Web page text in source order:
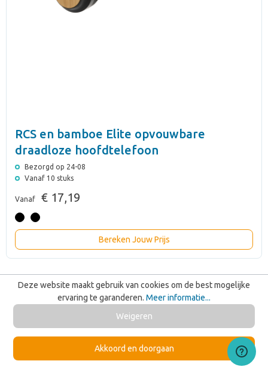
RCS en bamboe Elite opvouwbare
draadloze hoofdtelefoon
Bezorgd op 24-08
Vanaf 10 stuks
Vanaf € 17,19
Bereken Jouw Prijs
Koptelefoons met logo
Ben je op zoek naar een hip relatiegeschenk? Of wil je je collega’s
verrassen met een mooi eindejaarsgeschenk? Dan ben je bij Joinz
aan het juiste adres! Wij bedrukken koptelefoons met jouw logo.
Een bedrukte bluetooth koptelefoon is een geliefd geschenk waar
je collega’s nog geconcentreerder mee te werk kunnen gaan. Ben
je benieuwd hoe jouw logo er op de koptelefoons uit komt te zien?
Deze website maakt gebruik van cookies om de best mogelijke
ervaring te garanderen. Meer informatie...
Weigeren
Akkoord en doorgaan